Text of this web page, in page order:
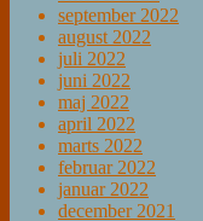
september 2022
august 2022
juli 2022
juni 2022
maj 2022
april 2022
marts 2022
februar 2022
januar 2022
december 2021